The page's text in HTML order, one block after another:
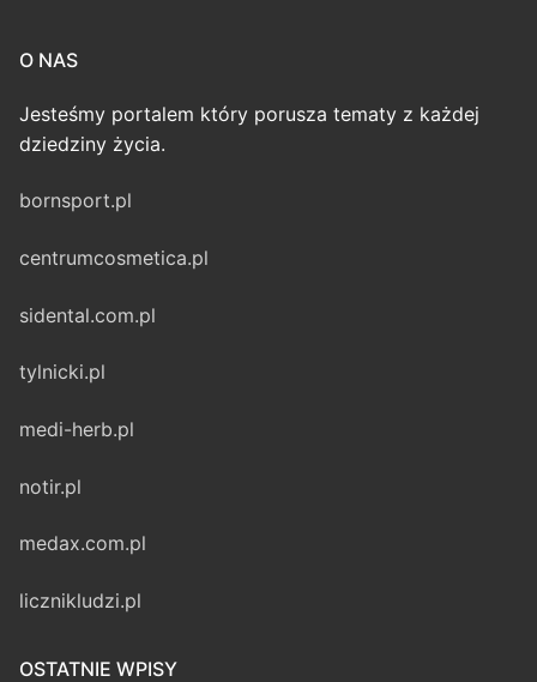
O NAS
Jesteśmy portalem który porusza tematy z każdej
dziedziny życia.
bornsport.pl
centrumcosmetica.pl
sidental.com.pl
tylnicki.pl
medi-herb.pl
notir.pl
medax.com.pl
licznikludzi.pl
OSTATNIE WPISY